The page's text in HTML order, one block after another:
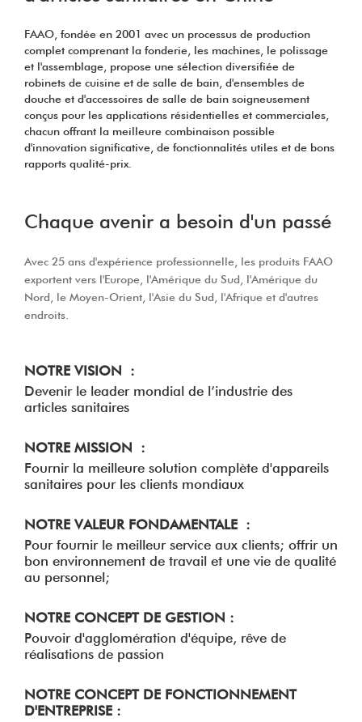
FAAO, fondée en 2001 avec un processus de production
complet comprenant la fonderie, les machines, le polissage
et l'assemblage, propose une sélection diversifiée de
robinets de cuisine et de salle de bain, d'ensembles de
douche et d'accessoires de salle de bain soigneusement
conçus pour les applications résidentielles et commerciales,
chacun offrant la meilleure combinaison possible
d'innovation significative, de fonctionnalités utiles et de bons
rapports qualité-prix.
Chaque avenir a besoin d'un passé
Avec 25 ans d'expérience professionnelle, les produits FAAO
exportent vers l'Europe, l'Amérique du Sud, l'Amérique du
Nord, le Moyen-Orient, l'Asie du Sud, l'Afrique et d'autres
endroits.
NOTRE VISION :
Devenir le leader mondial de l’industrie des
articles sanitaires
NOTRE MISSION :
Fournir la meilleure solution complète d'appareils
sanitaires pour les clients mondiaux
NOTRE VALEUR FONDAMENTALE :
Pour fournir le meilleur service aux clients; offrir un
bon environnement de travail et une vie de qualité
au personnel;
NOTRE CONCEPT DE GESTION :
Pouvoir d'agglomération d'équipe, rêve de
réalisations de passion
NOTRE CONCEPT DE FONCTIONNEMENT
D'ENTREPRISE :